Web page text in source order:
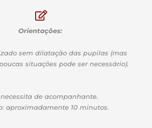
Orientações:
sem dilatação das pupilas (mas
situações pode ser necessário).
de acompanhante.
aproximadamente 10 minutos.